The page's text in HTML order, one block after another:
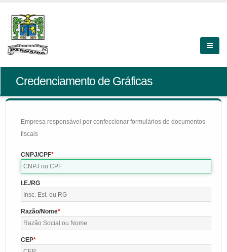
Credenciamento de Gráficas
Empresa responsável por confeccionar formulários de documentos
fiscais
CNPJ/CPF
I.E./RG
Razão/Nome
CEP